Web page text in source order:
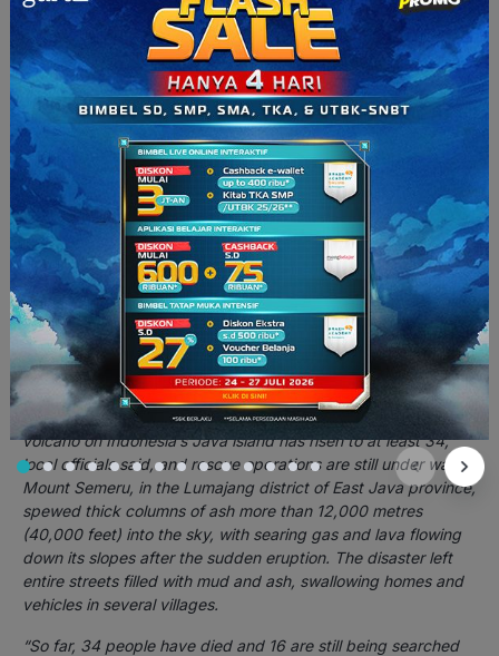
Baca Juga:Report Text: Pengertian, Tujuan, Struktur,
ContohNews Item Text
Okeh! setelah membahas mengenai pengertian, tujuan,
struktur, dan kaidah kebahasaannews item text
kita lihat contohnews item textsingkat berikut ini, yuk !
Death Toll from Indonesia’s Volcano Eruption
Climbs to 34
Search and rescue operations are still under way to find 16
people missing after the eruption of Java’s Mount Semeru.
The death toll from the eruption on Saturday of the highest
volcano on Indonesia’s Java island has risen to at least 34,
local officials said, and rescue operations are still under way.
Mount Semeru, in the Lumajang district of East Java province,
spewed thick columns of ash more than 12,000 metres
(40,000 feet) into the sky, with searing gas and lava flowing
down its slopes after the sudden eruption. The disaster left
entire streets filled with mud and ash, swallowing homes and
vehicles in several villages.
“So far, 34 people have died and 16 are still being searched